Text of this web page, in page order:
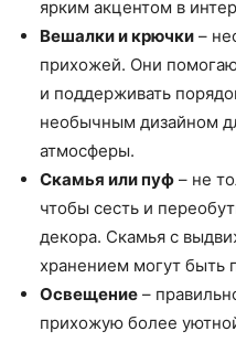
ярким акцентом в
Вешалки и крючки –
прихожей. Они
и поддерживать
необычным дизайном
атмосферы.
Скамья или пуф – не
чтобы сесть и
декора. Скамья с
хранением могут быть
Освещение –
прихожую более